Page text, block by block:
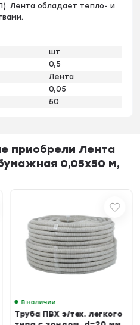
Лента обладает тепло- и
шт
0,5
Лента
0,05
50
приобрели Лента
0,05х50 м,
В наличии
Труба ПВХ э/тех. легкого